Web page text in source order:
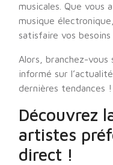
musicales. Que vous
musique
satisfaire vos besoins
Alors, branchez-
informé sur
dernières tendances !
Découvrez
artistes
direct !